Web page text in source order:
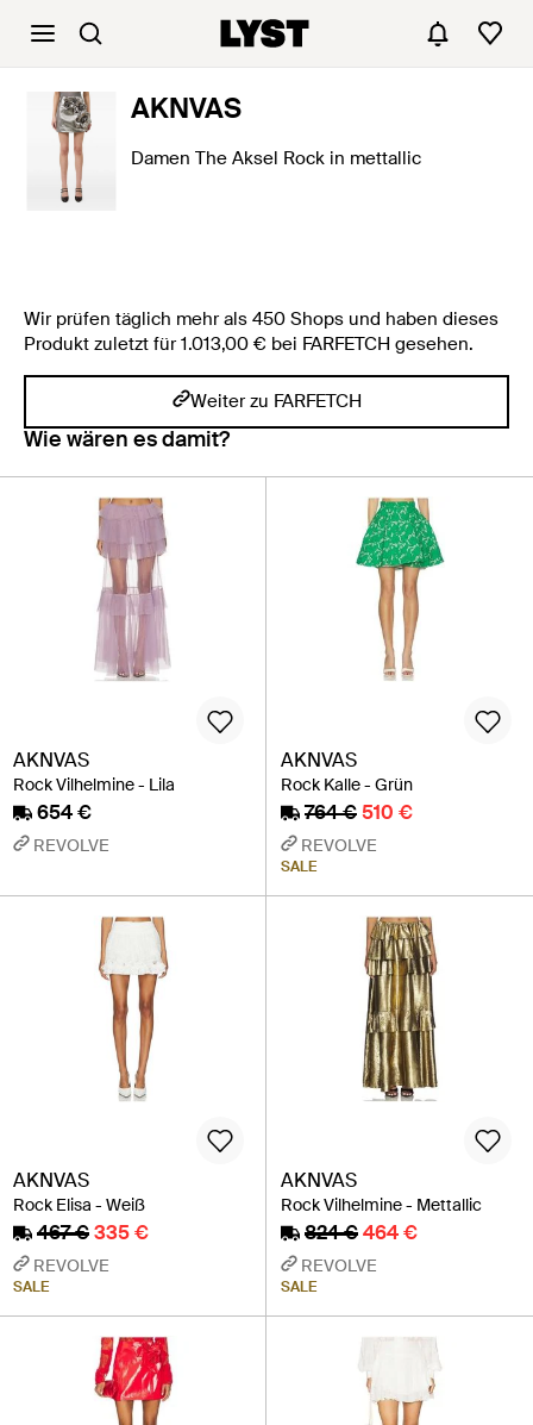
AKNVAS
Damen The Aksel Rock in mettallic
Wir prüfen täglich mehr als 450 Shops und haben dieses
Produkt zuletzt für 1.013,00 € bei FARFETCH gesehen.
Weiter zu FARFETCH
Wie wären es damit?
AKNVAS
Rock Vilhelmine - Lila
654 €
REVOLVE
AKNVAS
Rock Kalle - Grün
764 €510 €
REVOLVE
SALE
AKNVAS
Rock Elisa - Weiß
467 €335 €
REVOLVE
SALE
AKNVAS
Rock Vilhelmine - Mettallic
824 €464 €
REVOLVE
SALE